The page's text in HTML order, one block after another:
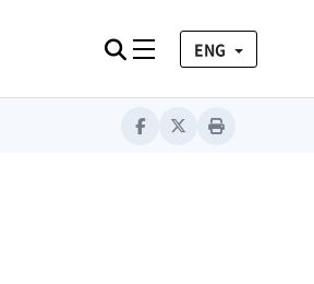
검색
Toggle navigation
ENG
Facebook
TwitterPrint